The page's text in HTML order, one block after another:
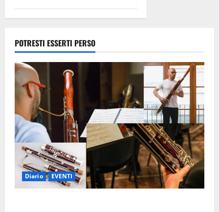
POTRESTI ESSERTI PERSO
Diario EVENTI